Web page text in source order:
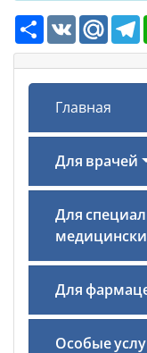
РесурсVK Mail.Ru
Главная
Для врачей
Для
Для
Особые